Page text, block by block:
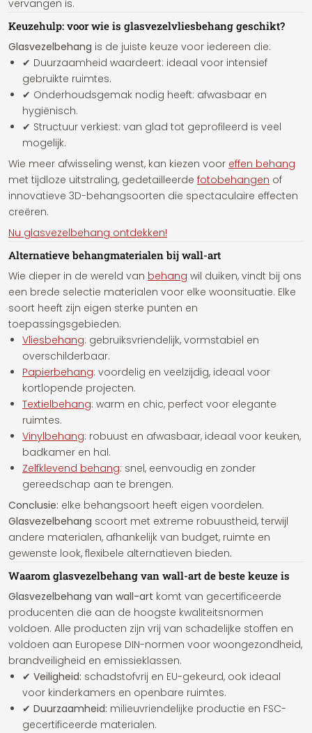
vervangen is.
Keuzehulp: voor wie is glasvezelvliesbehang geschikt?
Glasvezelbehang is de juiste keuze voor iedereen die:
✔ Duurzaamheid waardeert: ideaal voor intensief
gebruikte ruimtes.
✔ Onderhoudsgemak nodig heeft: afwasbaar en
hygiënisch.
✔ Structuur verkiest: van glad tot geprofileerd is veel
mogelijk.
Wie meer afwisseling wenst, kan kiezen voor effen behang
met tijdloze uitstraling, gedetailleerde fotobehangen of
innovatieve 3D-behangsoorten die spectaculaire effecten
creëren.
Nu glasvezelbehang ontdekken!
Alternatieve behangmaterialen bij wall-art
Wie dieper in de wereld van behang wil duiken, vindt bij ons
een brede selectie materialen voor elke woonsituatie. Elke
soort heeft zijn eigen sterke punten en
toepassingsgebieden:
Vliesbehang: gebruiksvriendelijk, vormstabiel en
overschilderbaar.
Papierbehang: voordelig en veelzijdig, ideaal voor
kortlopende projecten.
Textielbehang: warm en chic, perfect voor elegante
ruimtes.
Vinylbehang: robuust en afwasbaar, ideaal voor keuken,
badkamer en hal.
Zelfklevend behang: snel, eenvoudig en zonder
gereedschap aan te brengen.
Conclusie: elke behangsoort heeft eigen voordelen.
Glasvezelbehang scoort met extreme robuustheid, terwijl
andere materialen, afhankelijk van budget, ruimte en
gewenste look, flexibele alternatieven bieden.
Waarom glasvezelbehang van wall-art de beste keuze is
Glasvezelbehang van wall-art komt van gecertificeerde
producenten die aan de hoogste kwaliteitsnormen
voldoen. Alle producten zijn vrij van schadelijke stoffen en
voldoen aan Europese DIN-normen voor woongezondheid,
brandveiligheid en emissieklassen.
✔ Veiligheid: schadstofvrij en EU-gekeurd, ook ideaal
voor kinderkamers en openbare ruimtes.
✔ Duurzaamheid: milieuvriendelijke productie en FSC-
gecertificeerde materialen.